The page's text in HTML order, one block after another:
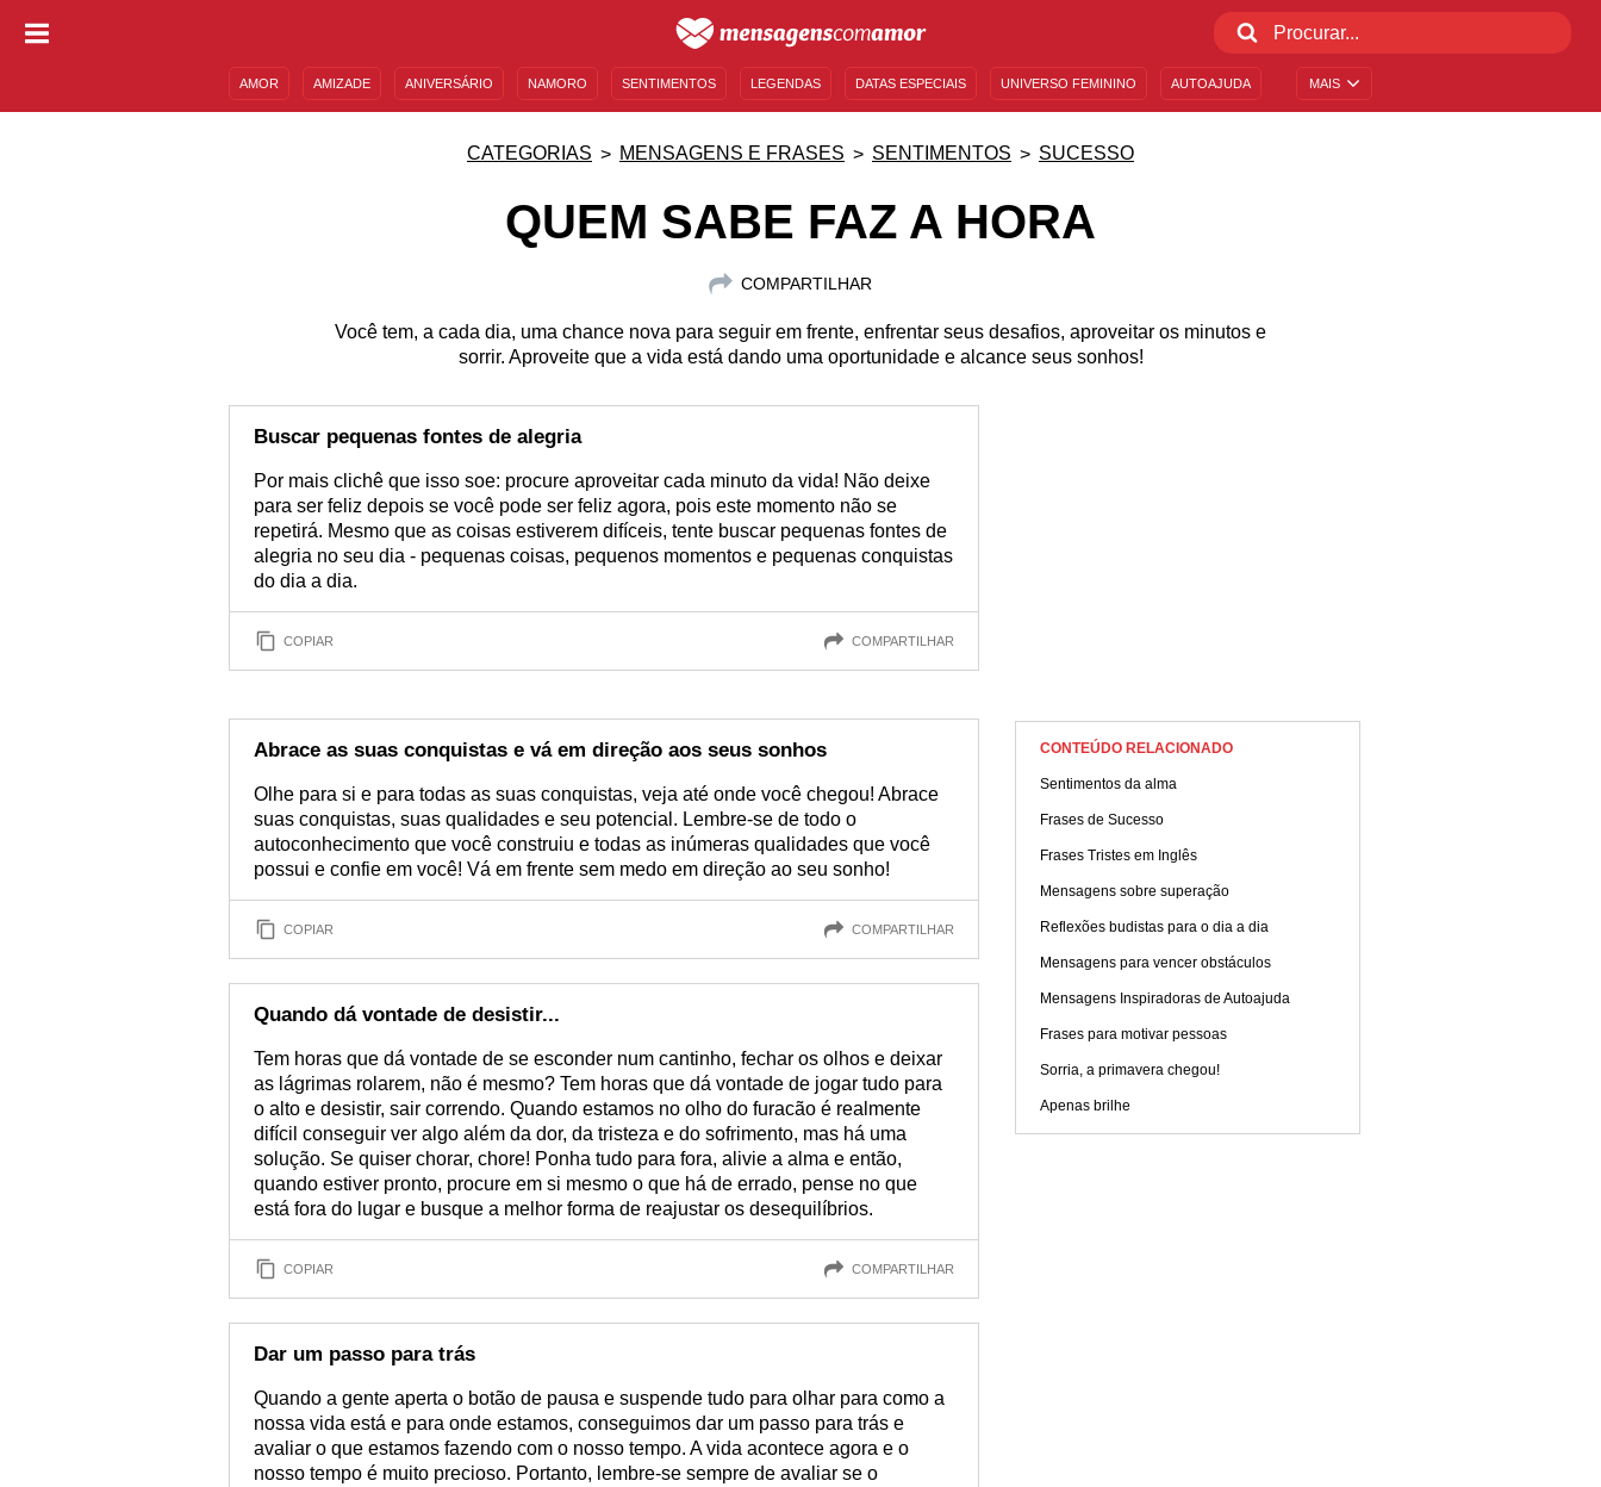
MAIS
AMOR AMIZADE ANIVERSÁRIO NAMORO SENTIMENTOS LEGENDAS DATAS ESPECIAIS UNIVERSO FEMININO AUTOAJUDA
CATEGORIAS MENSAGENS E FRASES SENTIMENTOS SUCESSO
QUEM SABE FAZ A HORA
COMPARTILHAR
Você tem, a cada dia, uma chance nova para seguir em frente, enfrentar seus desafios, aproveitar os minutos e
sorrir. Aproveite que a vida está dando uma oportunidade e alcance seus sonhos!
Buscar pequenas fontes de alegria
Por mais clichê que isso soe: procure aproveitar cada minuto da vida! Não deixe
para ser feliz depois se você pode ser feliz agora, pois este momento não se
repetirá. Mesmo que as coisas estiverem difíceis, tente buscar pequenas fontes de
alegria no seu dia - pequenas coisas, pequenos momentos e pequenas conquistas
do dia a dia.
COPIAR COMPARTILHAR
Abrace as suas conquistas e vá em direção aos seus sonhos
Olhe para si e para todas as suas conquistas, veja até onde você chegou! Abrace
suas conquistas, suas qualidades e seu potencial. Lembre-se de todo o
autoconhecimento que você construiu e todas as inúmeras qualidades que você
possui e confie em você! Vá em frente sem medo em direção ao seu sonho!
COPIAR COMPARTILHAR
Quando dá vontade de desistir...
Tem horas que dá vontade de se esconder num cantinho, fechar os olhos e deixar
as lágrimas rolarem, não é mesmo? Tem horas que dá vontade de jogar tudo para
o alto e desistir, sair correndo. Quando estamos no olho do furacão é realmente
difícil conseguir ver algo além da dor, da tristeza e do sofrimento, mas há uma
solução. Se quiser chorar, chore! Ponha tudo para fora, alivie a alma e então,
quando estiver pronto, procure em si mesmo o que há de errado, pense no que
está fora do lugar e busque a melhor forma de reajustar os desequilíbrios.
COPIAR COMPARTILHAR
Dar um passo para trás
Quando a gente aperta o botão de pausa e suspende tudo para olhar para como a
nossa vida está e para onde estamos, conseguimos dar um passo para trás e
avaliar o que estamos fazendo com o nosso tempo. A vida acontece agora e o
nosso tempo é muito precioso. Portanto, lembre-se sempre de avaliar se o
CONTEÚDO RELACIONADO
Sentimentos da alma
Frases de Sucesso
Frases Tristes em Inglês
Mensagens sobre superação
Reflexões budistas para o dia a dia
Mensagens para vencer obstáculos
Mensagens Inspiradoras de Autoajuda
Frases para motivar pessoas
Sorria, a primavera chegou!
Apenas brilhe